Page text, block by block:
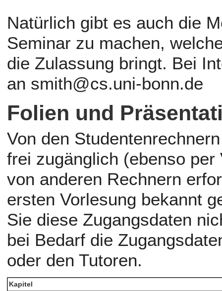
Natürlich gibt es auch die
Seminar zu machen,
die Zulassung bringt. Bei
an smith@cs.uni-bonn.de
Folien und
Von den
frei zugänglich (ebenso
von anderen Rechnern
ersten Vorlesung bekannt
Sie diese Zugangsdaten
bei Bedarf die
oder den Tutoren.
Kapitel